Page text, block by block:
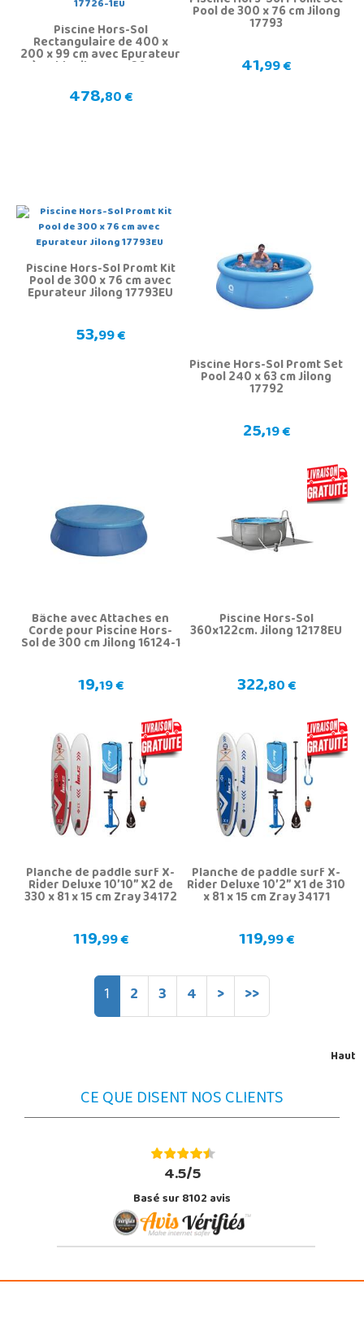
Piscine Hors-Sol
Rectangulaire de 400 x
200 x 99 cm avec Epurateur
à Sable Jilong 17726-1EU
478,80 €
Pool de 300 x 76 cm Jilong
17793
41,99 €
Piscine Hors-Sol Promt Kit
Pool de 300 x 76 cm avec
Epurateur Jilong 17793EU
53,99 €
Piscine Hors-Sol Promt Set
Pool 240 x 63 cm Jilong
17792
25,19 €
Bâche avec Attaches en
Corde pour Piscine Hors-
Sol de 300 cm Jilong 16124-1
19,19 €
Piscine Hors-Sol
360x122cm. Jilong 12178EU
322,80 €
Planche de paddle surf X-
Rider Deluxe 10’10” X2 de
330 x 81 x 15 cm Zray 34172
119,99 €
Planche de paddle surf X-
Rider Deluxe 10’2” X1 de 310
x 81 x 15 cm Zray 34171
119,99 €
1 2 3 4 > >>
Haut
CE QUE DISENT NOS CLIENTS
4.5/5
Basé sur 8102 avis